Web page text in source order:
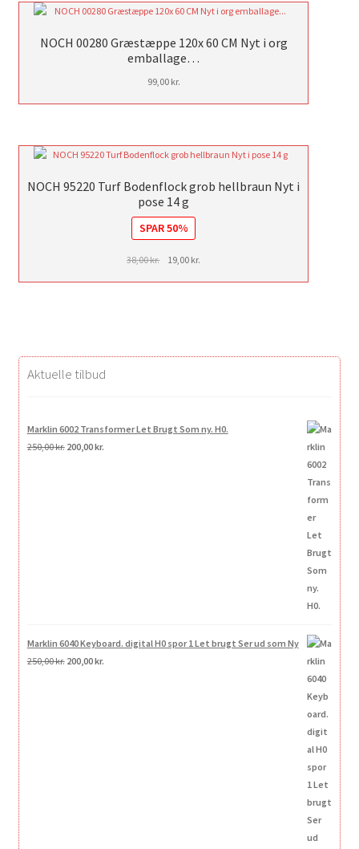
46,00 kr.. 23,00 kr..
NOCH 00280 Græstæppe 120x 60 CM Nyt i org
emballage…
99,00 kr.
NOCH 95220 Turf Bodenflock grob hellbraun Nyt i
pose 14 g
SPAR 50%
38,00kr. Den
19,00 kr.Den
Aktuelle tilbud
Marklin 6002 Transformer Let Brugt Som ny. H0.
250,00kr. Den
200,00kr.Den
Marklin 6040 Keyboard. digital H0 spor 1 Let brugt Ser ud som Ny
250,00kr. Den
200,00kr.Den